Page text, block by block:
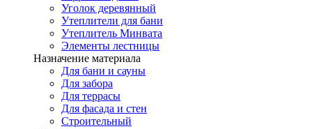
Уголок деревянный
Утеплители для бани
Утеплитель Минвата
Элементы лестницы
Назначение материала
Для бани и сауны
Для забора
Для террасы
Для фасада и стен
Строительный